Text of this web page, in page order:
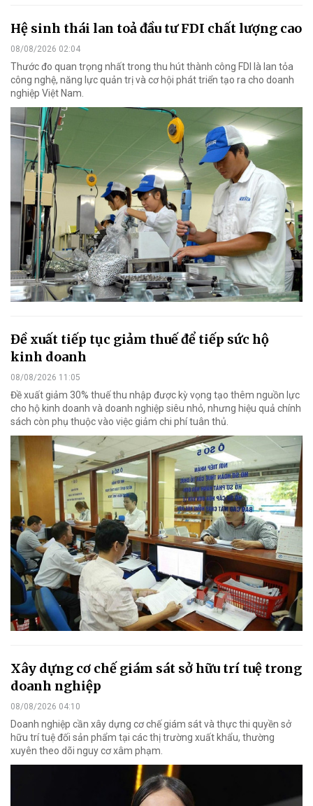
Hệ sinh thái lan toả đầu tư FDI chất lượng cao
08/08/2026 02:04
Thước đo quan trọng nhất trong thu hút thành công FDI là lan tỏa
công nghệ, năng lực quản trị và cơ hội phát triển tạo ra cho doanh
nghiệp Việt Nam.
Đề xuất tiếp tục giảm thuế để tiếp sức hộ
kinh doanh
08/08/2026 11:05
Đề xuất giảm 30% thuế thu nhập được kỳ vọng tạo thêm nguồn lực
cho hộ kinh doanh và doanh nghiệp siêu nhỏ, nhưng hiệu quả chính
sách còn phụ thuộc vào việc giảm chi phí tuân thủ.
Xây dựng cơ chế giám sát sở hữu trí tuệ trong
doanh nghiệp
08/08/2026 04:10
Doanh nghiệp cần xây dựng cơ chế giám sát và thực thi quyền sở
hữu trí tuệ đối sản phẩm tại các thị trường xuất khẩu, thường
xuyên theo dõi nguy cơ xâm phạm.